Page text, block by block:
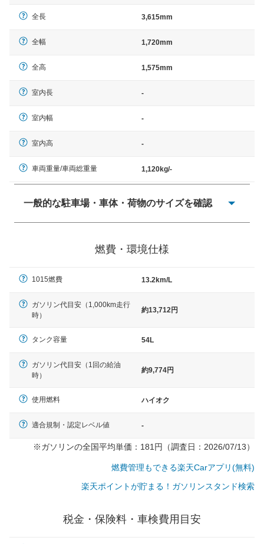
全長 3,615mm
全幅 1,720mm
全高 1,575mm
室内長 -
室内幅 -
室内高 -
車両重量/車両総重量 1,120kg/-
一般的な駐車場・車体・荷物のサイズを確認
× 長さ 5,000mm 車路幅 5,000mmというサイズが標準値
燃費・環境仕様
1015燃費 13.2km/L
ガソリン代目安（1,000km走行
時）
約13,712円
タンク容量 54L
ガソリン代目安（1回の給油
時）
約9,774円
使用燃料 ハイオク
適合規制・認定レベル値 -
※ガソリンの全国平均単価：181円（調査日：2026/07/13）
燃費管理もできる楽天Carアプリ(無料)
楽天ポイントが貯まる！ガソリンスタンド検索
税金・保険料・車検費用目安